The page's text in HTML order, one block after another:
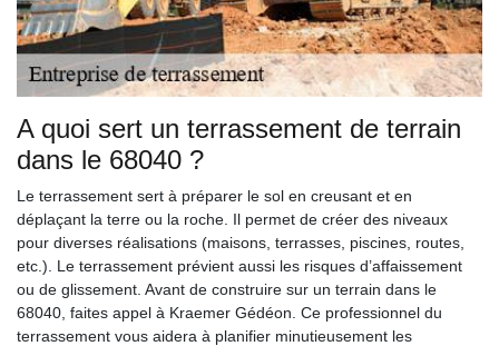
A quoi sert un terrassement de terrain
dans le 68040 ?
Le terrassement sert à préparer le sol en creusant et en
déplaçant la terre ou la roche. Il permet de créer des niveaux
pour diverses réalisations (maisons, terrasses, piscines, routes,
etc.). Le terrassement prévient aussi les risques d’affaissement
ou de glissement. Avant de construire sur un terrain dans le
68040, faites appel à Kraemer Gédéon. Ce professionnel du
terrassement vous aidera à planifier minutieusement les